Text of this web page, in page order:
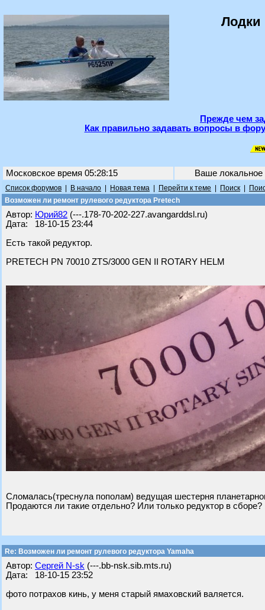
Лодки
Прежде чем
Как правильно задавать вопросы в
Московское время 05:28:15 Ваше
Список форумов В начало Новая тема Перейти к теме Поиск
Возможен ли ремонт рулевого редуктора Pretech
Автор: Юрий82 (---.178-70-202-227.avangarddsl.ru)
Дата: 18-10-15 23:44
Есть такой редуктор.
PRETECH PN 70010 ZTS/3000 GEN II ROTARY HELM
Сломалась(треснула пополам) ведущая шестерня
Продаются ли такие отдельно? Или только редуктор в сборе?
Re: Возможен ли ремонт рулевого редуктора Yamaha
Автор: Сергей N-sk (---.bb-nsk.sib.mts.ru)
Дата: 18-10-15 23:52
фото потрахов кинь, у меня старый ямаховский валяется.